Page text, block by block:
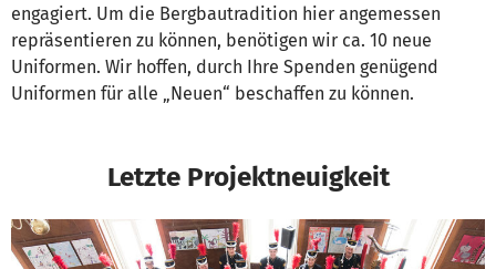
engagiert. Um die Bergbautradition hier angemessen
repräsentieren zu können, benötigen wir ca. 10 neue
Uniformen. Wir hoffen, durch Ihre Spenden genügend
Uniformen für alle „Neuen“ beschaffen zu können.
Letzte Projektneuigkeit